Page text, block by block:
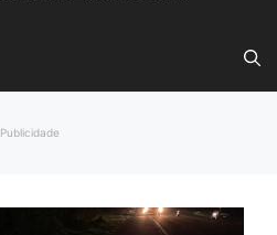
Publicidade